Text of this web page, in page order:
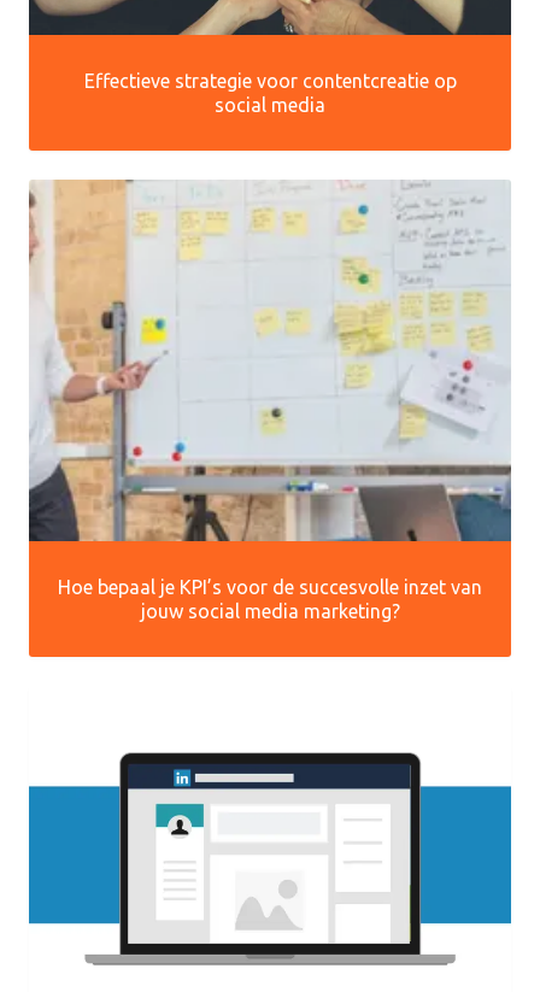
Effectieve strategie voor contentcreatie op
social media
Hoe bepaal je KPI’s voor de succesvolle inzet van
jouw social media marketing?